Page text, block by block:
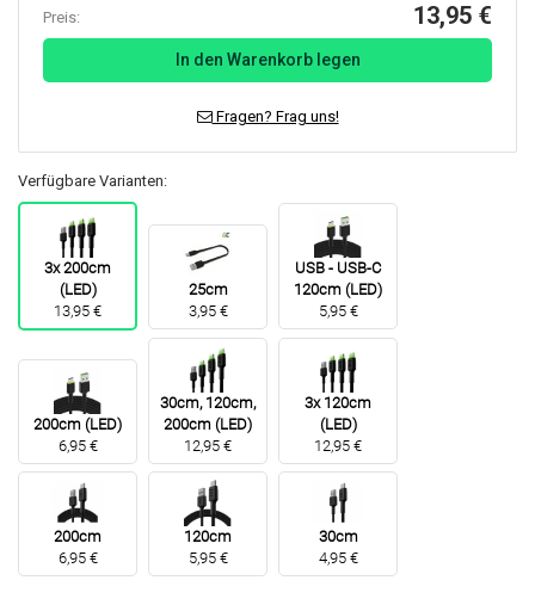
Preis: 13,95 €
In den Warenkorb legen
Fragen? Frag uns!
Verfügbare Varianten:
3x 200cm
(LED)
13,95 €
25cm
3,95 €
USB - USB-C
120cm (LED)
5,95 €
200cm (LED)
6,95 €
30cm, 120cm,
200cm (LED)
12,95 €
3x 120cm
(LED)
12,95 €
200cm
6,95 €
120cm
5,95 €
30cm
4,95 €